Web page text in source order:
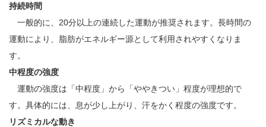
持続時間
一般的に、20分以上の連続した運動が推奨されます。長時間の
運動により、脂肪がエネルギー源として利用されやすくなりま
す。
中程度の強度
運動の強度は「中程度」から「ややきつい」程度が理想的で
す。具体的には、息が少し上がり、汗をかく程度の強度です。
リズミカルな動き